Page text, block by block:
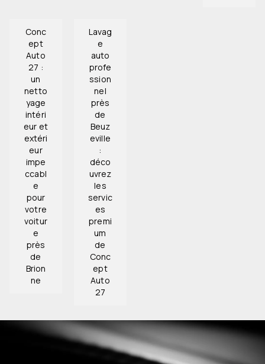
Conc
ept
Auto
27 :
un
netto
yage
intéri
eur et
extéri
eur
impe
ccabl
e
pour
votre
voitur
e
près
de
Brion
ne
Lavag
e
auto
profe
ssion
nel
près
de
Beuz
eville
:
déco
uvrez
les
servic
es
premi
um
de
Conc
ept
Auto
27